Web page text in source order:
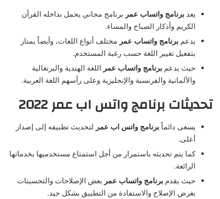
يعد برنامج واتساب عمر برنامج مجاني يحمل بداخله القرأن
الكريم وأذكار الصباح والمساء.
يدعم برنامج واتساب عمر مختلف أنواع اللغات، وأيضاً يمتاز
بتفعيل تغيير اللغة حسب رغبة المستخدم.
حيث يدعم برنامج واتساب عمر اللغة الهندية والبرتغالية
والألمانية والفرنسية والإنجليزية وعلى رأسهم اللغة العربية.
تحديثات برنامج واتس اب عمر 2022
يسعى دائماً برنامج واتس اب عمر لتحديث تطبيقه إلى إصدار
أعلى.
كما يتم تحديثه باستمرار من أجل استمتاع مستخدميها بخدماتها
الرائعة.
حيث يقدم برنامج واتساب عمر بعض الإصلاحات والتحسينات
بغرض الإصلاح والاستفادة من التطبيق بشكل جيد.